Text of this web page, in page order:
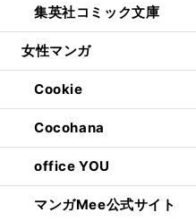
集英社コミック文庫
女性マンガ
Cookie
Cocohana
office YOU
マンガMee公式サイト